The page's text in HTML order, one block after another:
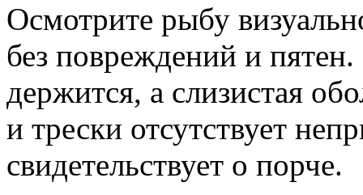
Осмотрите рыбу
без повреждений и
держится, а слизистая
и трески отсутствует
свидетельствует о порче.